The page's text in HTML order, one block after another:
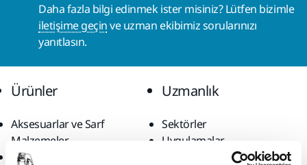
Daha fazla bilgi edinmek ister misiniz? Lütfen bizimle
iletişime geçinve uzman ekibimiz sorularınızı
yanıtlasın.
Ürünler
Aksesuarlar ve Sarf
Malzemeler
Bütün Ürünler
Uzmanlık
Sektörler
Uygulamalar